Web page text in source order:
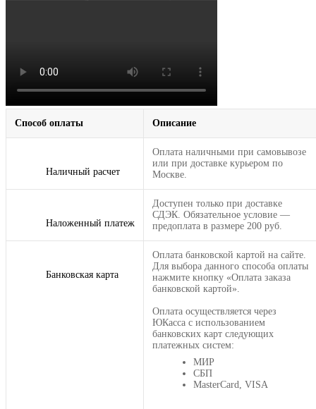
Способ оплаты Описание
Наличный расчет
Оплата наличными при самовывозе
или при доставке курьером по
Москве.
Наложенный платеж
Доступен только при доставке
СДЭК. Обязательное условие —
предоплата в размере 200 руб.
Банковская карта
Оплата банковской картой на сайте.
Для выбора данного способа оплаты
нажмите кнопку «Оплата заказа
банковской картой».
Оплата осуществляется через
ЮКасса с использованием
банковских карт следующих
платежных систем:
МИР
СБП
MasterCard, VISA